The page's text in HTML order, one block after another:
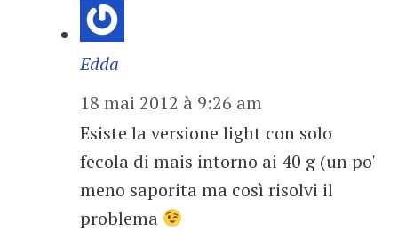
Edda
18 mai 2012 à 9:26 am
Esiste la versione light con solo
fecola di mais intorno ai 40 g (un po'
meno saporita ma così risolvi il
problema